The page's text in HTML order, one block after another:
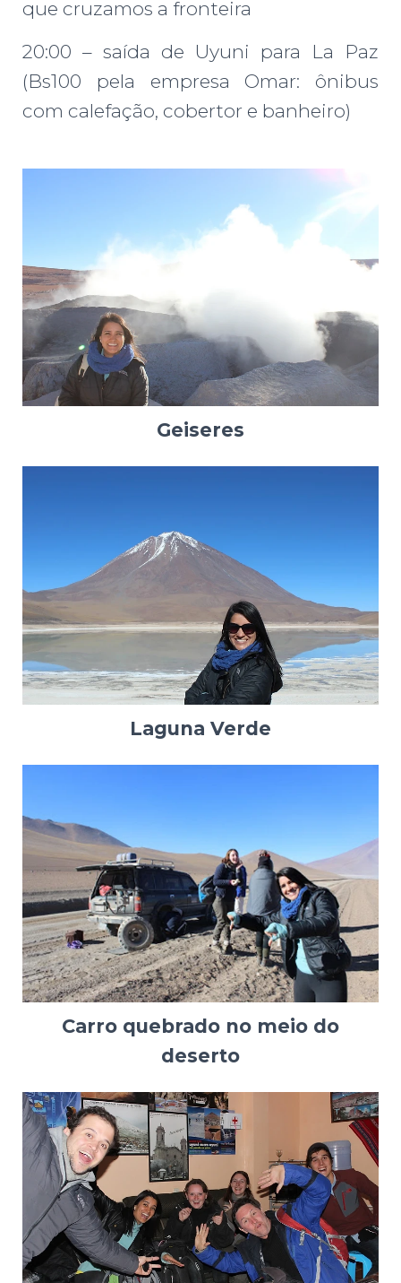
que cruzamos a fronteira
20:00 – saída de Uyuni para La Paz
(Bs100 pela empresa Omar: ônibus
com calefação, cobertor e banheiro)
Geiseres
Laguna Verde
Carro quebrado no meio do
deserto